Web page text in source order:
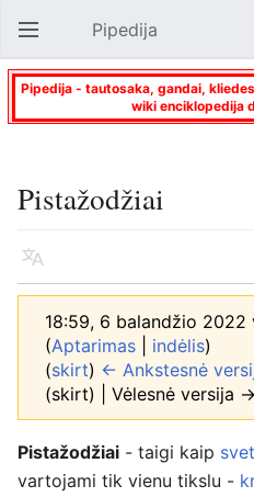
Atverti pagrindinį meniu Pipedija
Pipedija - tautosaka, gandai,
wiki enciklopedija
Pistažodžiai
Kalba
18:59, 6 balandžio 2022
(Aptarimas indėlis)
(skirt) ← Ankstesnė
(skirt) | Vėlesnė versija
Pistažodžiai - taigi kaip
vartojami tik vienu tikslu -